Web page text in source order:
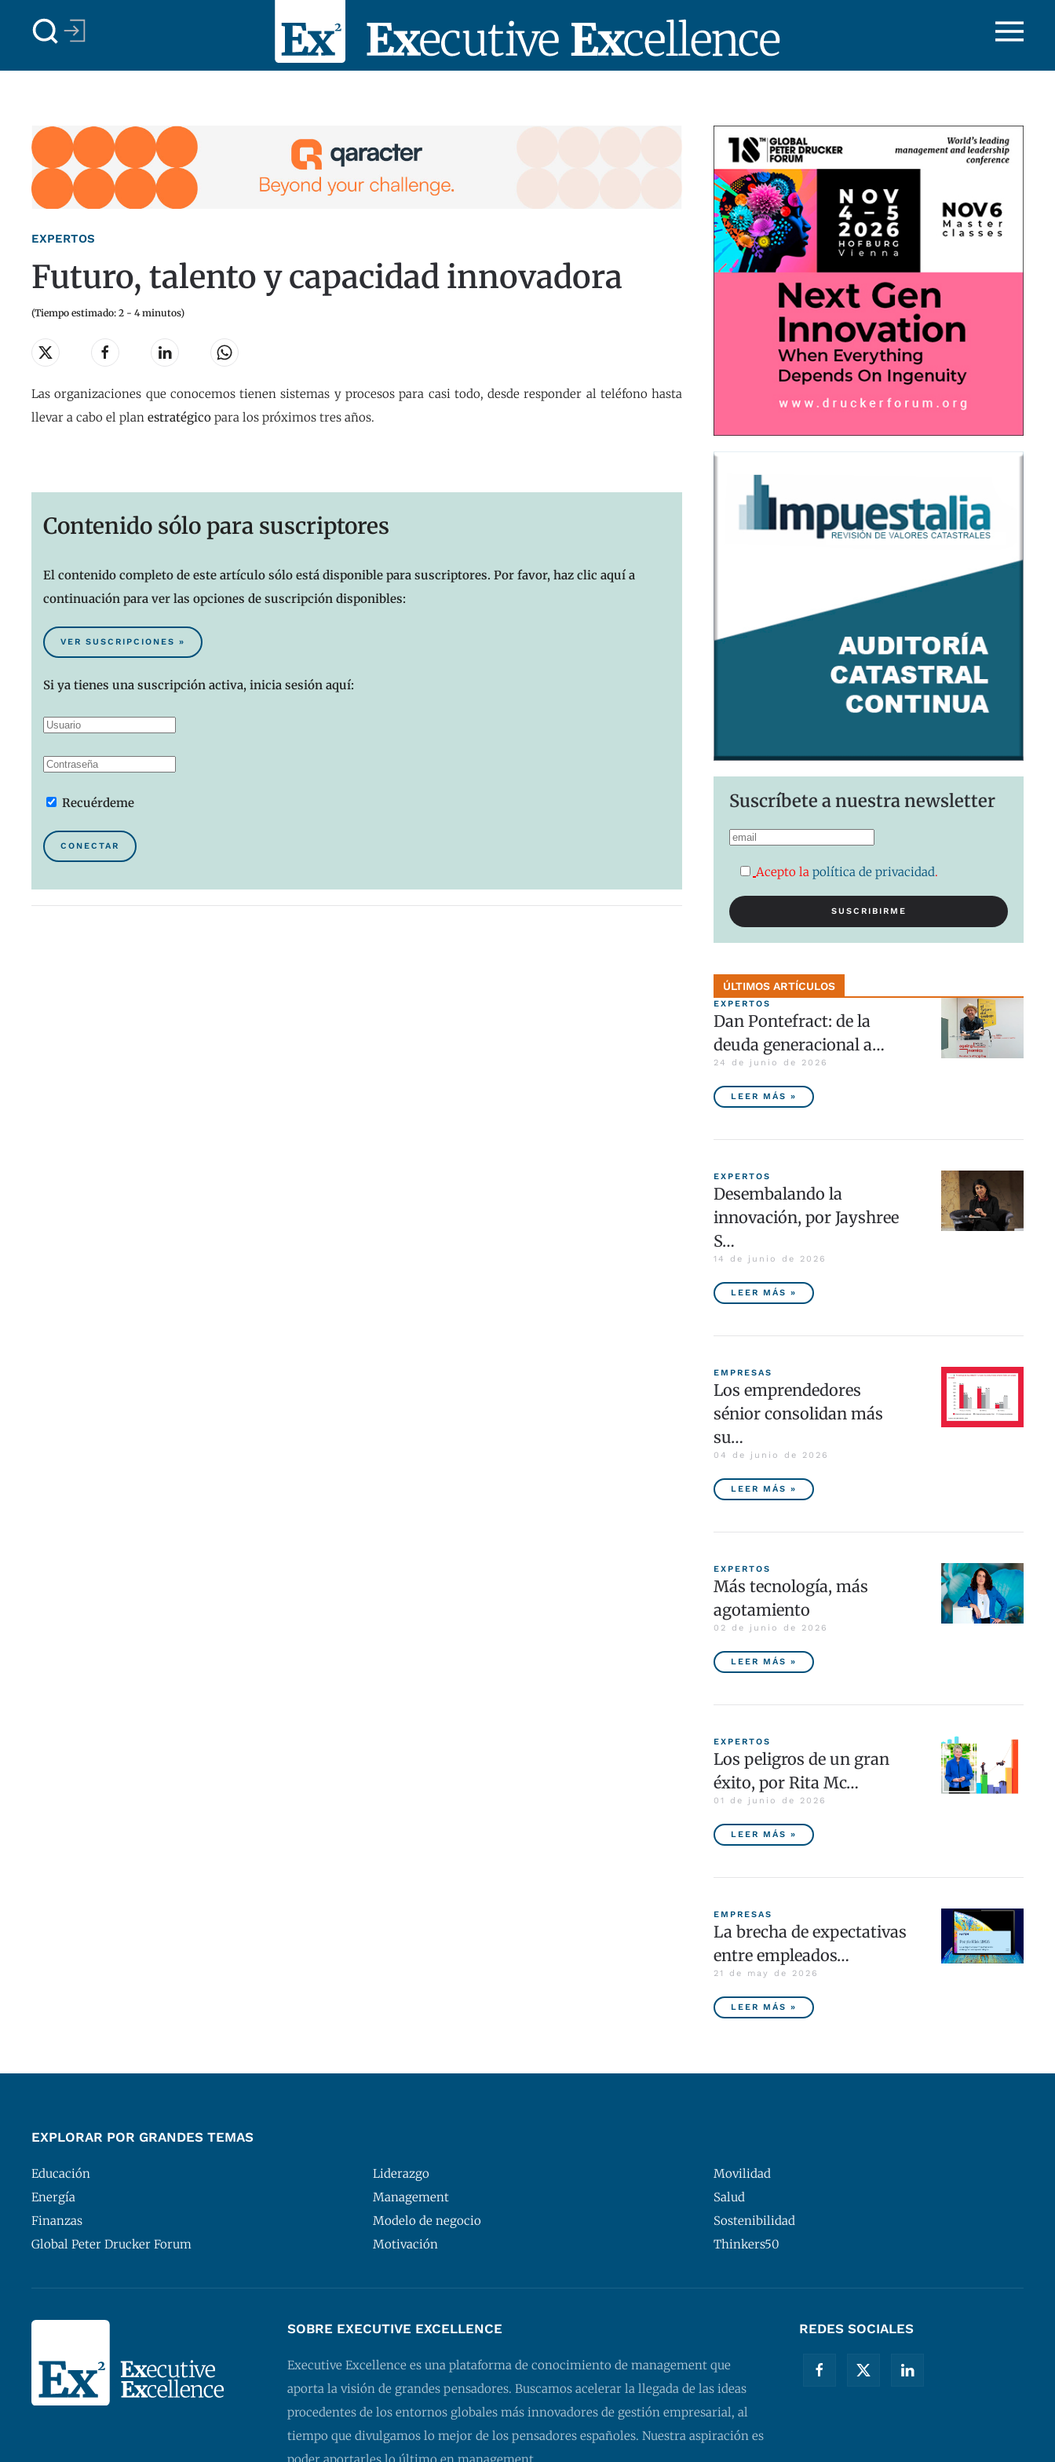
Skip to main content
EXPERTOS
Futuro, talento y capacidad innovadora
(Tiempo estimado: 2 - 4 minutos)
Las organizaciones que conocemos tienen sistemas y procesos para casi todo, desde responder al teléfono hasta
llevar a cabo el plan estratégico para los próximos tres años.
Contenido sólo para suscriptores
El contenido completo de este artículo sólo está disponible para suscriptores. Por favor, haz clic aquí a
continuación para ver las opciones de suscripción disponibles:
VER SUSCRIPCIONES »
Si ya tienes una suscripción activa, inicia sesión aquí:
Recuérdeme
CONECTAR
Suscríbete a nuestra newsletter
Acepto lapolítica de privacidad.
ÚLTIMOS ARTÍCULOS
EXPERTOS
Dan Pontefract: de la
deuda generacional a…
24 de junio de 2026
LEER MÁS »
EXPERTOS
Desembalando la
innovación, por Jayshree
S…
14 de junio de 2026
LEER MÁS »
EMPRESAS
Los emprendedores
sénior consolidan más
su…
04 de junio de 2026
LEER MÁS »
EXPERTOS
Más tecnología, más
agotamiento
02 de junio de 2026
LEER MÁS »
EXPERTOS
Los peligros de un gran
éxito, por Rita Mc…
01 de junio de 2026
LEER MÁS »
EMPRESAS
La brecha de expectativas
entre empleados…
21 de may de 2026
LEER MÁS »
EXPLORAR POR GRANDES TEMAS
Educación
Energía
Finanzas
Global Peter Drucker Forum
Liderazgo
Management
Modelo de negocio
Motivación
Movilidad
Salud
Sostenibilidad
Thinkers50
SOBRE EXECUTIVE EXCELLENCE
Executive Excellence es una plataforma de conocimiento de management que
aporta la visión de grandes pensadores. Buscamos acelerar la llegada de las ideas
procedentes de los entornos globales más innovadores de gestión empresarial, al
tiempo que divulgamos lo mejor de los pensadores españoles. Nuestra aspiración es
REDES SOCIALES